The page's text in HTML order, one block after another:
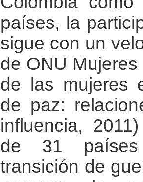
países, la
sigue con un
de ONU
de las mujeres
de paz:
influencia,
de 31
transición de